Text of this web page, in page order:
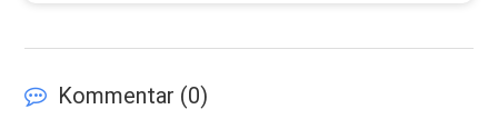
Kommentar (0)